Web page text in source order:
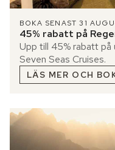
BOKA SENAST 31
45% rabatt på
Upp till 45% rabatt på
Seven Seas Cruises.
LÄS MER OCH